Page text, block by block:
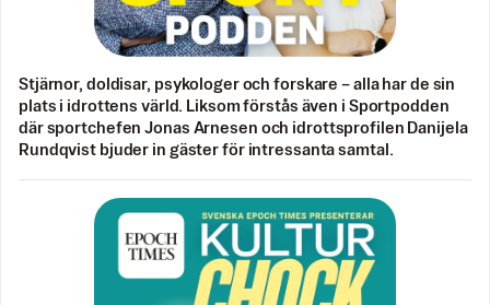
Stjärnor, doldisar, psykologer och forskare – alla har de sin
plats i idrottens värld. Liksom förstås även i Sportpodden
där sportchefen Jonas Arnesen och idrottsprofilen Danijela
Rundqvist bjuder in gäster för intressanta samtal.